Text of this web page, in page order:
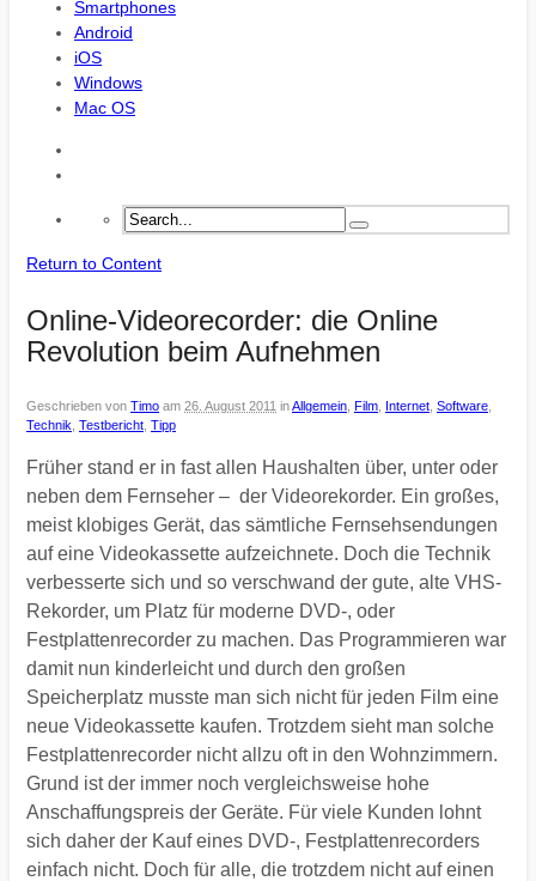
Smartphones
Android
iOS
Windows
Mac OS
Return to Content
Online-Videorecorder: die Online
Revolution beim Aufnehmen
Geschrieben von Timo am 26. August 2011 inAllgemein Film Internet Software
Technik Testbericht Tipp
Früher stand er in fast allen Haushalten über, unter oder
neben dem Fernseher – der Videorekorder. Ein großes,
meist klobiges Gerät, das sämtliche Fernsehsendungen
auf eine Videokassette aufzeichnete. Doch die Technik
verbesserte sich und so verschwand der gute, alte VHS-
Rekorder, um Platz für moderne DVD-, oder
Festplattenrecorder zu machen. Das Programmieren war
damit nun kinderleicht und durch den großen
Speicherplatz musste man sich nicht für jeden Film eine
neue Videokassette kaufen. Trotzdem sieht man solche
Festplattenrecorder nicht allzu oft in den Wohnzimmern.
Grund ist der immer noch vergleichsweise hohe
Anschaffungspreis der Geräte. Für viele Kunden lohnt
sich daher der Kauf eines DVD-, Festplattenrecorders
einfach nicht. Doch für alle, die trotzdem nicht auf einen